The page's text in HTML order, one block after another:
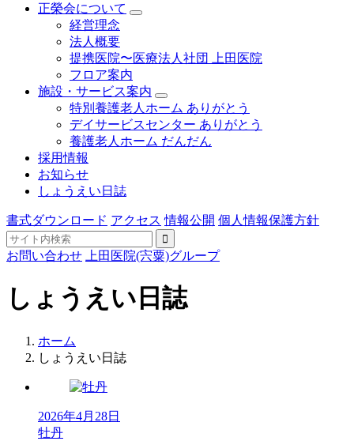
正榮会について
経営理念
法人概要
提携医院〜医療法人社団 上田医院
フロア案内
施設・サービス案内
特別養護老人ホーム ありがとう
デイサービスセンター ありがとう
養護老人ホーム だんだん
採用情報
お知らせ
しょうえい日誌
書式ダウンロード アクセス 情報公開 個人情報保護方針
お問い合わせ 上田医院(宍粟)グループ
しょうえい日誌
ホーム
しょうえい日誌
2026年4月28日
牡丹